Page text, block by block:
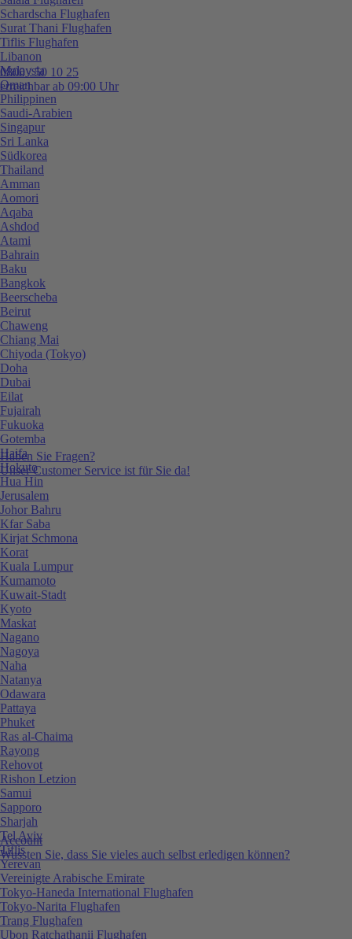
0800 / 50 10 25
erreichbar ab 09:00 Uhr
Haben Sie Fragen?
Unser Customer Service ist für Sie da!
Account
Wussten Sie, dass Sie vieles auch selbst erledigen können?
Schardscha Flughafen
Surat Thani Flughafen
Tiflis Flughafen
Libanon
Malaysia
Oman
Philippinen
Saudi-Arabien
Singapur
Sri Lanka
Südkorea
Thailand
Amman
Aomori
Aqaba
Ashdod
Atami
Bahrain
Baku
Bangkok
Beerscheba
Beirut
Chaweng
Chiang Mai
Chiyoda (Tokyo)
Doha
Dubai
Eilat
Fujairah
Fukuoka
Gotemba
Haifa
Hokuto
Hua Hin
Jerusalem
Johor Bahru
Kfar Saba
Kirjat Schmona
Korat
Kuala Lumpur
Kumamoto
Kuwait-Stadt
Kyoto
Maskat
Nagano
Nagoya
Naha
Natanya
Odawara
Pattaya
Phuket
Ras al-Chaima
Rayong
Rehovot
Rishon Letzion
Samui
Sapporo
Sharjah
Tel Aviv
Tiflis
Yerevan
Vereinigte Arabische Emirate
Tokyo-Haneda International Flughafen
Tokyo-Narita Flughafen
Trang Flughafen
Ubon Ratchathanii Flughafen